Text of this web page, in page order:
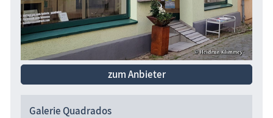
zum Anbieter
Galerie Quadrados